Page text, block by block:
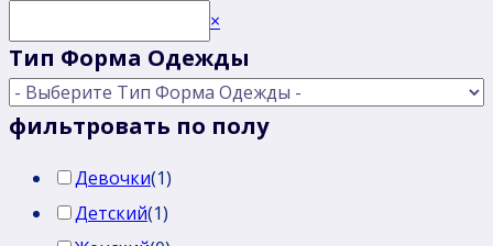
×
Тип Форма Одежды
фильтровать по полу
Девочки(1)
Детский(1)